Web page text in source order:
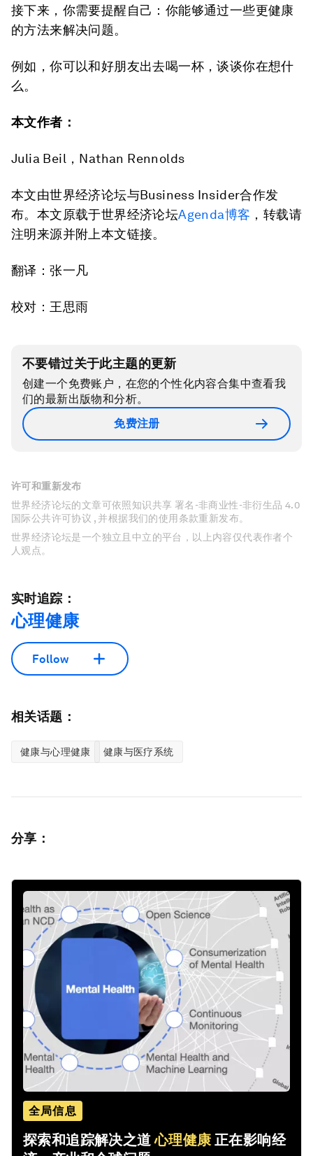
接下来，你需要提醒自己：你能够通过一些更健康
的方法来解决问题。
例如，你可以和好朋友出去喝一杯，谈谈你在想什
么。
本文作者：
Julia Beil，Nathan Rennolds
本文由世界经济论坛与Business Insider合作发
布。本文原载于世界经济论坛Agenda博客 ，转载请
注明来源并附上本文链接。
翻译：张一凡
校对：王思雨
不要错过关于此主题的更新
创建一个免费账户，在您的个性化内容合集中查看我
们的最新出版物和分析。
免费注册
许可和重新发布
世界经济论坛的文章可依照知识共享 署名-非商业性-非衍生品 4.0
国际公共许可协议 , 并根据我们的使用条款重新发布。
世界经济论坛是一个独立且中立的平台，以上内容仅代表作者个
人观点。
实时追踪：
心理健康
Follow
相关话题：
健康与心理健康 健康与医疗系统
分享：
全局信息
探索和追踪解决之道心理健康正在影响经